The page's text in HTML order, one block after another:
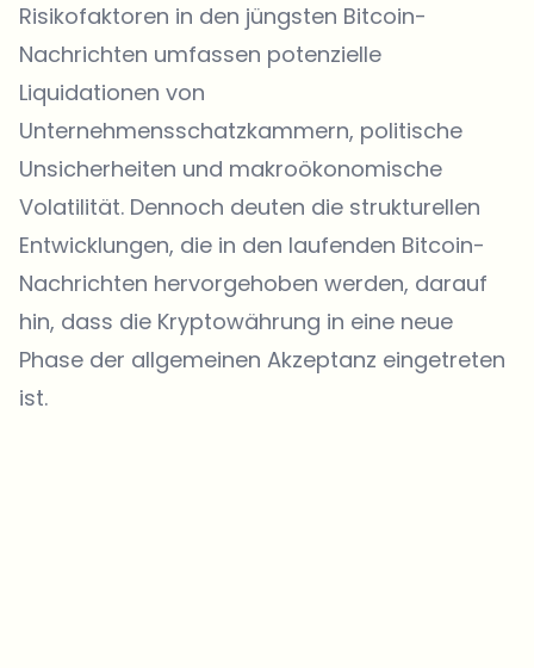
Risikofaktoren in den jüngsten Bitcoin-
Nachrichten umfassen potenzielle
Liquidationen von
Unternehmensschatzkammern, politische
Unsicherheiten und makroökonomische
Volatilität. Dennoch deuten die strukturellen
Entwicklungen, die in den laufenden Bitcoin-
Nachrichten hervorgehoben werden, darauf
hin, dass die Kryptowährung in eine neue
Phase der allgemeinen Akzeptanz eingetreten
ist.